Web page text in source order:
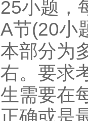
25小题，
A节(20小
本部分为
右。要求
生需要在
正确或是